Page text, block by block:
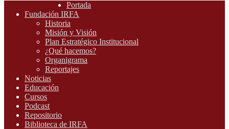
Portada
Fundación IRFA
Historia
Misión y Visión
Plan Estratégico Institucional
¿Qué hacemos?
Organigrama
Reportajes
Noticias
Educación
Cursos
Podcast
Repositorio
Biblioteca de IRFA